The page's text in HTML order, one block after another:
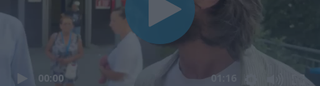
00:00 01:16